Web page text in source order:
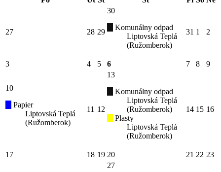
27 28 29
30
Komunálny odpad
Liptovská Teplá
(Ružomberok)
31 1 2
3 4 5 6 7 8 9
10
Papier
Liptovská Teplá
(Ružomberok)
11 12
13
Komunálny odpad
Liptovská Teplá
(Ružomberok)
Plasty
Liptovská Teplá
(Ružomberok)
14 15 16
17 18 19 20 21 22 23
27